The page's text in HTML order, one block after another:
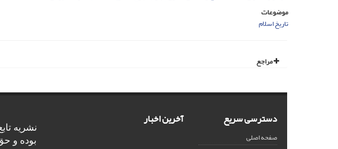
موضوعات
تاریخ اسلام
مراجع
دسترسی سریع
صفحه اصلی
آخرین اخبار نشریه
بوده و